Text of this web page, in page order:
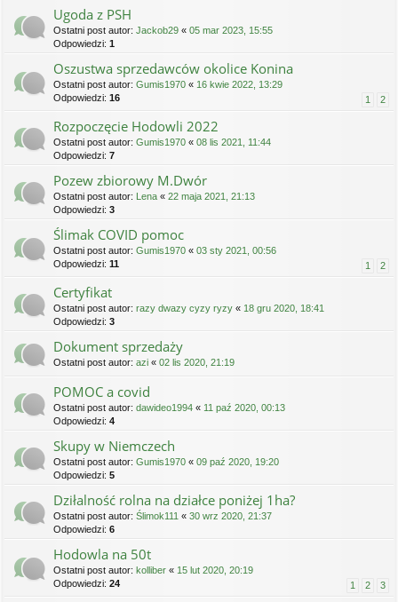
Ugoda z PSH
Ostatni post autor: Jackob29 « 05 mar 2023, 15:55
Odpowiedzi: 1
Oszustwa sprzedawców okolice Konina
Ostatni post autor: Gumis1970 « 16 kwie 2022, 13:29
Odpowiedzi: 16 1 2
Rozpoczęcie Hodowli 2022
Ostatni post autor: Gumis1970 « 08 lis 2021, 11:44
Odpowiedzi: 7
Pozew zbiorowy M.Dwór
Ostatni post autor: Lena « 22 maja 2021, 21:13
Odpowiedzi: 3
Ślimak COVID pomoc
Ostatni post autor: Gumis1970 « 03 sty 2021, 00:56
Odpowiedzi: 11 1 2
Certyfikat
Ostatni post autor: razy dwazy cyzy ryzy « 18 gru 2020, 18:41
Odpowiedzi: 3
Dokument sprzedaży
Ostatni post autor: azi « 02 lis 2020, 21:19
POMOC a covid
Ostatni post autor: dawideo1994 « 11 paź 2020, 00:13
Odpowiedzi: 4
Skupy w Niemczech
Ostatni post autor: Gumis1970 « 09 paź 2020, 19:20
Odpowiedzi: 5
Dziłalność rolna na działce poniżej 1ha?
Ostatni post autor: Ślimok111 « 30 wrz 2020, 21:37
Odpowiedzi: 6
Hodowla na 50t
Ostatni post autor: kolliber « 15 lut 2020, 20:19
Odpowiedzi: 24 1 2 3